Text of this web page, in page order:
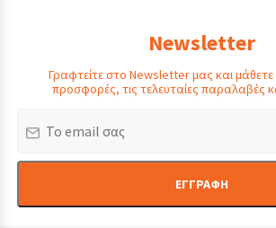
Newsletter
Γραφτείτε στο Newsletter μας και μάθετε
προσφορές, τις τελευταίες παραλαβές
ΕΓΓΡΑΦΗ